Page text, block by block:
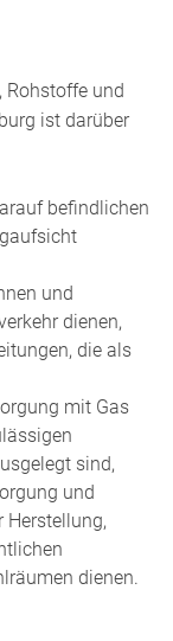
Rohstoffe und
ist darüber
befindlichen
und
dienen,
die als
mit Gas
sind,
und
Herstellung,
dienen.